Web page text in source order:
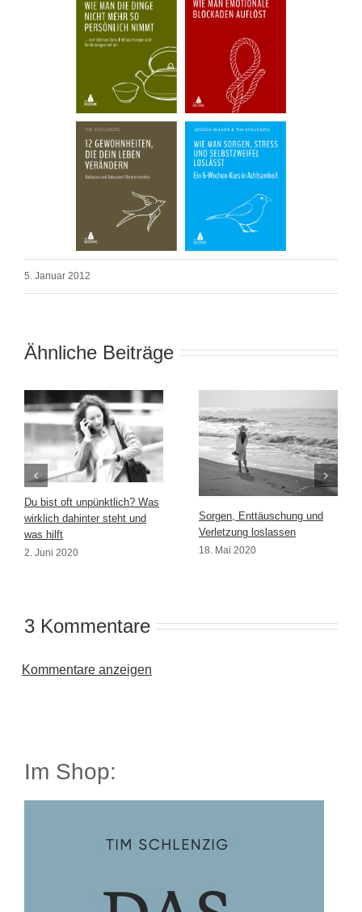
5. Januar 2012
Ähnliche Beiträge
Du bist oft unpünktlich? Was
wirklich dahinter steht und
was hilft
2. Juni 2020
Sorgen, Enttäuschung und
Verletzung loslassen
18. Mai 2020
3 Kommentare
Kommentare anzeigen
Im Shop: